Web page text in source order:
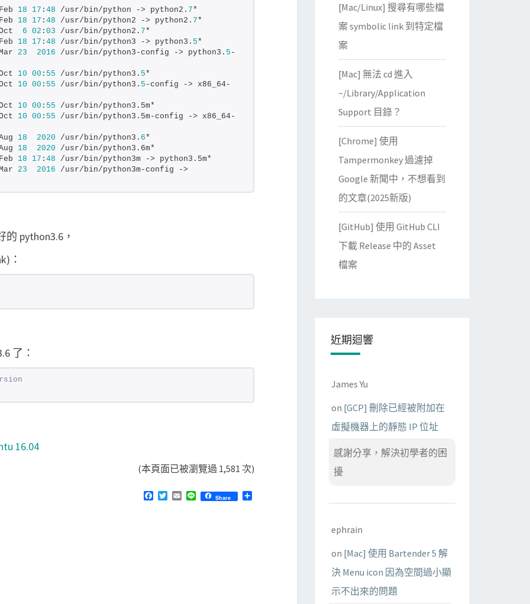
18 17 : 48 /usr/bin/python -> python2. 7*
18 17 : 48 /usr/bin/python2 -> python2. 7*
6 02 : 03 /usr/bin/python2. 7*
18 17 : 48 /usr/bin/python3 -> python3. 5*
23 2016 /usr/bin/python3-config -> python3. 5 -
10 00 : 55 /usr/bin/python3. 5*
10 00 : 55 /usr/bin/python3. 5 -config -> x86_64-
10 00 : 55 /usr/bin/python3.5m*
10 00 : 55 /usr/bin/python3.5m-config -> x86_64-
18 2020 /usr/bin/python3. 6*
18 2020 /usr/bin/python3.6m*
18 17 : 48 /usr/bin/python3m -> python3.5m*
23 2016 /usr/bin/python3m-config ->
python3.6，
：
了：
16.04
(本頁面已被瀏覽過 1,581 次)
F
T
E
L
Share
分
[Mac/Linux] 搜尋有哪些檔
案 symbolic link 到特定檔
案
[Mac] 無法 cd 進入
~/Library/Application
Support 目錄？
[Chrome] 使用
Tampermonkey 過濾掉
Google 新聞中，不想看到
的文章(2025新版)
[GitHub] 使用 GitHub CLI
下載 Release 中的 Asset
檔案
近期迴響
James Yu
on [GCP] 刪除已經被附加在
虛擬機器上的靜態 IP 位址
感謝分享，解決初學者的困
擾
ephrain
on [Mac] 使用 Bartender 5 解
決 Menu icon 因為空間過小顯
示不出來的問題